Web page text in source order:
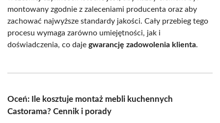
montowany zgodnie z zaleceniami producenta oraz aby
zachować najwyższe standardy jakości. Cały przebieg tego
procesu wymaga zarówno umiejętności, jak i
doświadczenia, co daje gwarancję zadowolenia klienta.
Oceń: Ile kosztuje montaż mebli kuchennych
Castorama? Cennik i porady